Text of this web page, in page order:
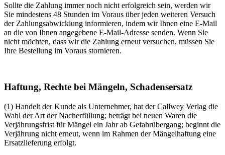
Sollte die Zahlung immer noch nicht erfolgreich sein, werden wir
Sie mindestens 48 Stunden im Voraus über jeden weiteren Versuch
der Zahlungsabwicklung informieren, indem wir Ihnen eine E-Mail
an die von Ihnen angegebene E-Mail-Adresse senden. Wenn Sie
nicht möchten, dass wir die Zahlung erneut versuchen, müssen Sie
Ihre Bestellung im Voraus stornieren.
Haftung, Rechte bei Mängeln, Schadensersatz
(1) Handelt der Kunde als Unternehmer, hat der Callwey Verlag die
Wahl der Art der Nacherfüllung; beträgt bei neuen Waren die
Verjährungsfrist für Mängel ein Jahr ab Gefahrübergang; beginnt die
Verjährung nicht erneut, wenn im Rahmen der Mängelhaftung eine
Ersatzlieferung erfolgt.